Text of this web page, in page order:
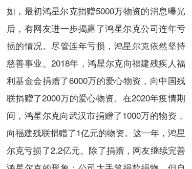
如，最初鸿星尔克捐赠5000万物资的消息曝光
后，有网友进一步揭露了鸿星尔克公司连年亏
损的情况。尽管连年亏损，鸿星尔克依然坚持
慈善事业。2018年，鸿星尔克向福建残疾人福
利基金会捐赠了6000万的爱心物资，向中国残
联捐赠了2000万的爱心物资。在2020年疫情期
间，鸿星尔克向武汉市捐赠了1000万的物资，
向福建残联捐赠了1亿元的物资。这一年，鸿星
尔克亏损了2.2亿元。除了捐赠，网友继续完善